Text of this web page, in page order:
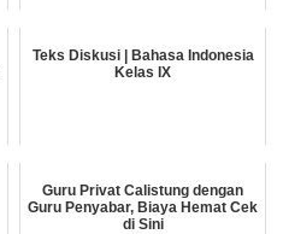
Teks Diskusi | Bahasa Indonesia
Kelas IX
Guru Privat Calistung dengan
Guru Penyabar, Biaya Hemat Cek
di Sini